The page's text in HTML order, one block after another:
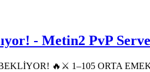
- Metin2 PvP
🔥⚔️ 1–105 ORTA